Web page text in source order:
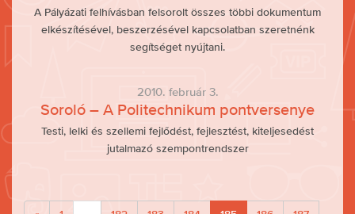
A Pályázati felhívásban felsorolt összes többi dokumentum
elkészítésével, beszerzésével kapcsolatban szeretnénk
segítséget nyújtani.
2010. február 3.
Soroló – A Politechnikum pontversenye
Testi, lelki és szellemi fejlődést, fejlesztést, kiteljesedést
jutalmazó szempontrendszer